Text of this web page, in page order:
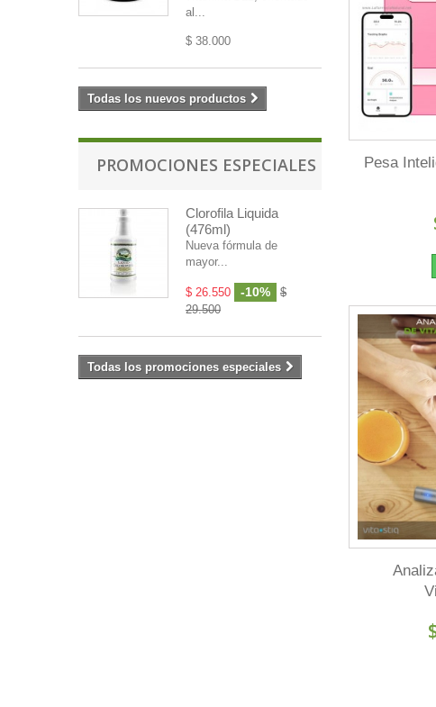
al...
$ 38.000
Todas los nuevos productos
PROMOCIONES ESPECIALES
Clorofila Liquida
(476ml)
Nueva fórmula de
mayor...
$ 26.550 -10%
$
29.500
Todas los promociones especiales
Pesa